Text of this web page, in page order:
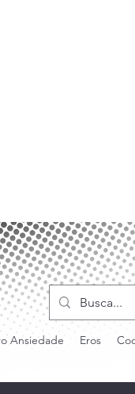
Ansiedade Eros